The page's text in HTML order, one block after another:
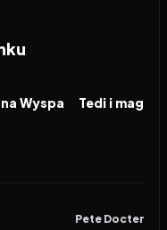
Wyspa FILM
Pete Docter